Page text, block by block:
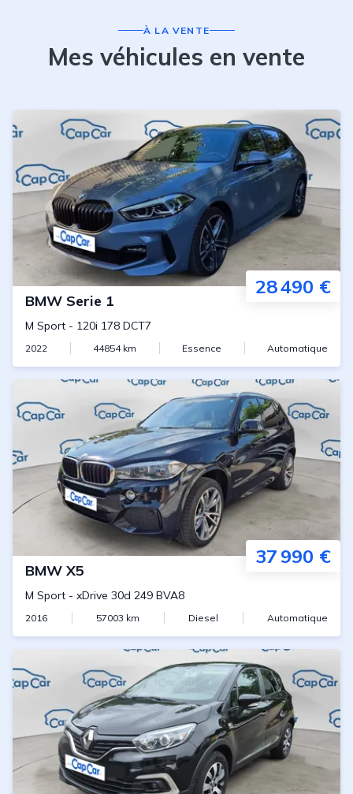
À LA VENTE
Mes véhicules en vente
28 490 €
BMW Serie 1
M Sport - 120i 178 DCT7
2022 44854km Essence Automatique
37 990 €
BMW X5
M Sport - xDrive 30d 249 BVA8
2016 57003 km Diesel Automatique